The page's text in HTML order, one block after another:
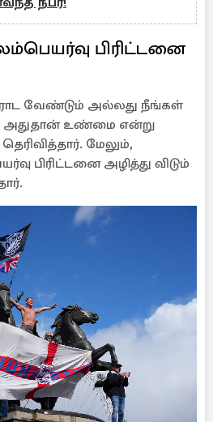
பிரிட்டனை
வேண்டும் அல்லது நீங்கள்
அதுதான் உண்மை என்று
மேலும்,
பிரிட்டனை அழித்து விடும்